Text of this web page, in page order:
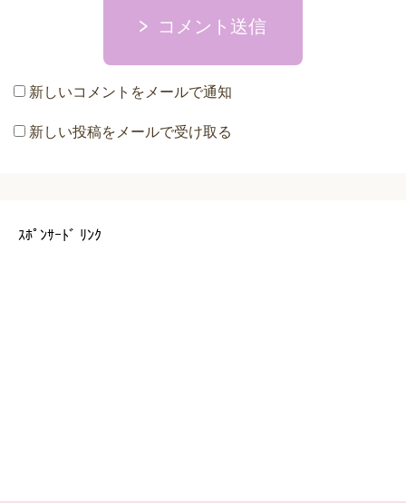
コメント送信
新しいコメントをメールで通知
新しい投稿をメールで受け取る
ｽﾎﾟﾝｻｰﾄﾞ ﾘﾝｸ